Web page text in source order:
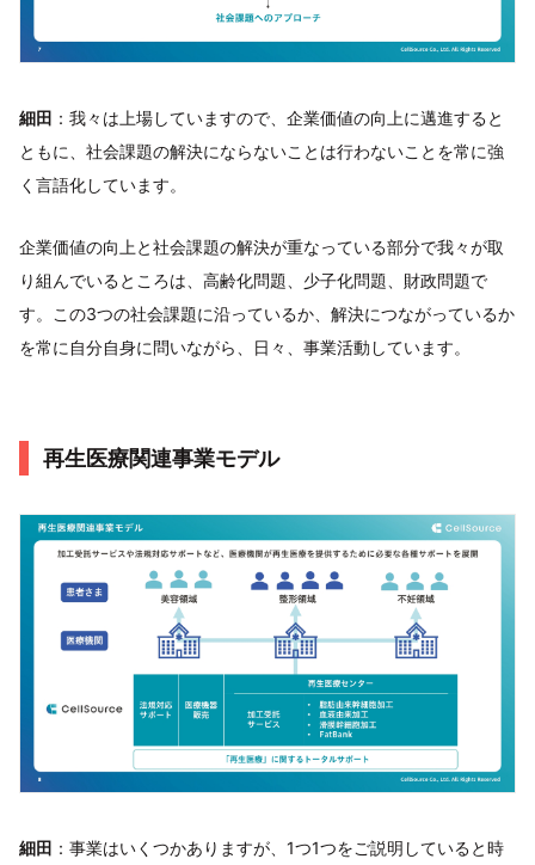
細田 ：我々は上場していますので、企業価値の向上に邁進すると
ともに、社会課題の解決にならないことは行わないことを常に強
く言語化しています。
企業価値の向上と社会課題の解決が重なっている部分で我々が取
り組んでいるところは、高齢化問題、少子化問題、財政問題で
す。この3つの社会課題に沿っているか、解決につながっているか
を常に自分自身に問いながら、日々、事業活動しています。
再生医療関連事業モデル
細田 ：事業はいくつかありますが、1つ1つをご説明していると時